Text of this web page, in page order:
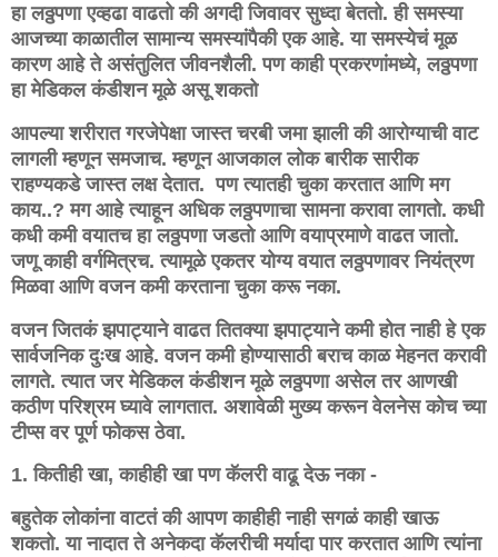
हा लठ्ठपणा एव्हढा वाढतो की अगदी जिवावर सुध्दा बेततो. ही समस्या
आजच्या काळातील सामान्य समस्यांपैकी एक आहे. या समस्येचं मूळ
कारण आहे ते असंतुलित जीवनशैली. पण काही प्रकरणांमध्ये, लठ्ठपणा
हा मेडिकल कंडीशन मूळे असू शकतो
आपल्या शरीरात गरजेपेक्षा जास्त चरबी जमा झाली की आरोग्याची वाट
लागली म्हणून समजाच. म्हणून आजकाल लोक बारीक सारीक
राहण्यकडे जास्त लक्ष देतात. पण त्यातही चुका करतात आणि मग
काय..? मग आहे त्याहून अधिक लठ्ठपणाचा सामना करावा लागतो. कधी
कधी कमी वयातच हा लठ्ठपणा जडतो आणि वयाप्रमाणे वाढत जातो.
जणू काही वर्गमित्रच. त्यामूळे एकतर योग्य वयात लठ्ठपणावर नियंत्रण
मिळवा आणि वजन कमी करताना चुका करू नका.
वजन जितकं झपाट्याने वाढत तितक्या झपाट्याने कमी होत नाही हे एक
सार्वजनिक दुःख आहे. वजन कमी होण्यासाठी बराच काळ मेहनत करावी
लागते. त्यात जर मेडिकल कंडीशन मूळे लठ्ठपणा असेल तर आणखी
कठीण परिश्रम घ्यावे लागतात. अशावेळी मुख्य करून वेलनेस कोच च्या
टीप्स वर पूर्ण फोकस ठेवा.
1. कितीही खा, काहीही खा पण कॅलरी वाढू देऊ नका -
बहुतेक लोकांना वाटतं की आपण काहीही नाही सगळं काही खाऊ
शकतो. या नादात ते अनेकदा कॅलरीची मर्यादा पार करतात आणि त्यांना